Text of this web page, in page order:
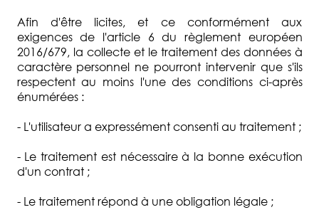
Afin d'être licites, et ce conformément aux
exigences de l'article 6 du règlement européen
2016/679, la collecte et le traitement des données à
caractère personnel ne pourront intervenir que s'ils
respectent au moins l'une des conditions ci-après
énumérées :
- L'utilisateur a expressément consenti au traitement ;
- Le traitement est nécessaire à la bonne exécution
d'un contrat ;
- Le traitement répond à une obligation légale ;